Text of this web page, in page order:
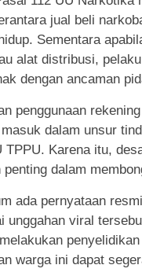
jual beli
Sementara
alat distribusi,
dengan ancaman
penggunaan
dalam unsur
TPPU. Karena itu,
penting dalam
ada pernyataan
unggahan viral
warga ini dapat